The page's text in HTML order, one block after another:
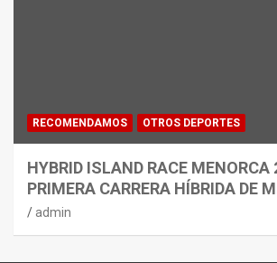
RECOMENDAMOS OTROS DEPORTES
HYBRID ISLAND RACE MENORCA
PRIMERA CARRERA HÍBRIDA DE
admin